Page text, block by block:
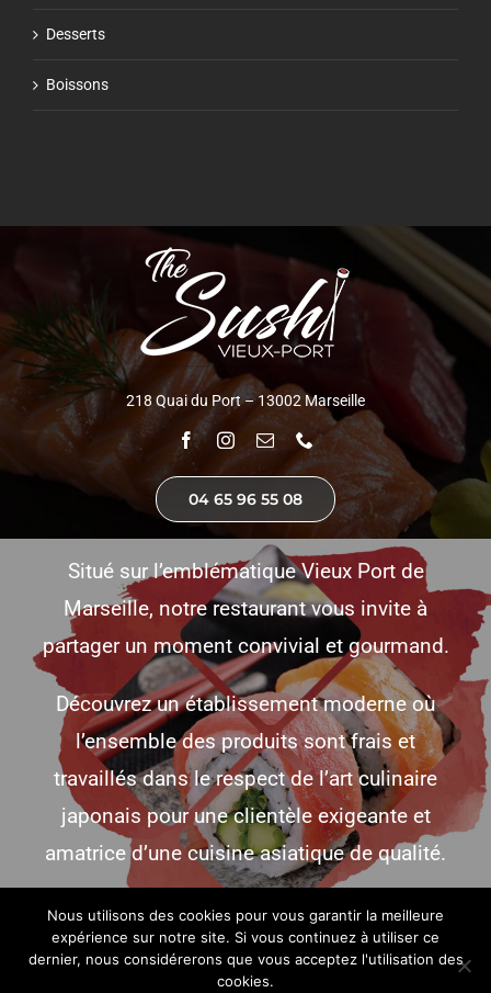
Desserts
Boissons
218 Quai du Port – 13002 Marseille
04 65 96 55 08
Situé sur l’emblématique Vieux Port de
Marseille, notre restaurant vous invite à
partager un moment convivial et gourmand.
Découvrez un établissement moderne où
l’ensemble des produits sont frais et
travaillés dans le respect de l’art culinaire
japonais pour une clientèle exigeante et
amatrice d’une cuisine asiatique de qualité.
© Copyright 2026 | Adaptation Wordpress par
Nous utilisons des cookies pour vous garantir la meilleure
expérience sur notre site. Si vous continuez à utiliser ce
dernier, nous considérerons que vous acceptez l'utilisation des
cookies.